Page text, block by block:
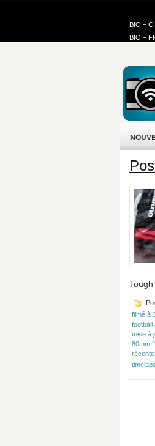
BIO –
BIO –
filmé à
football
mise à
80mm
récente